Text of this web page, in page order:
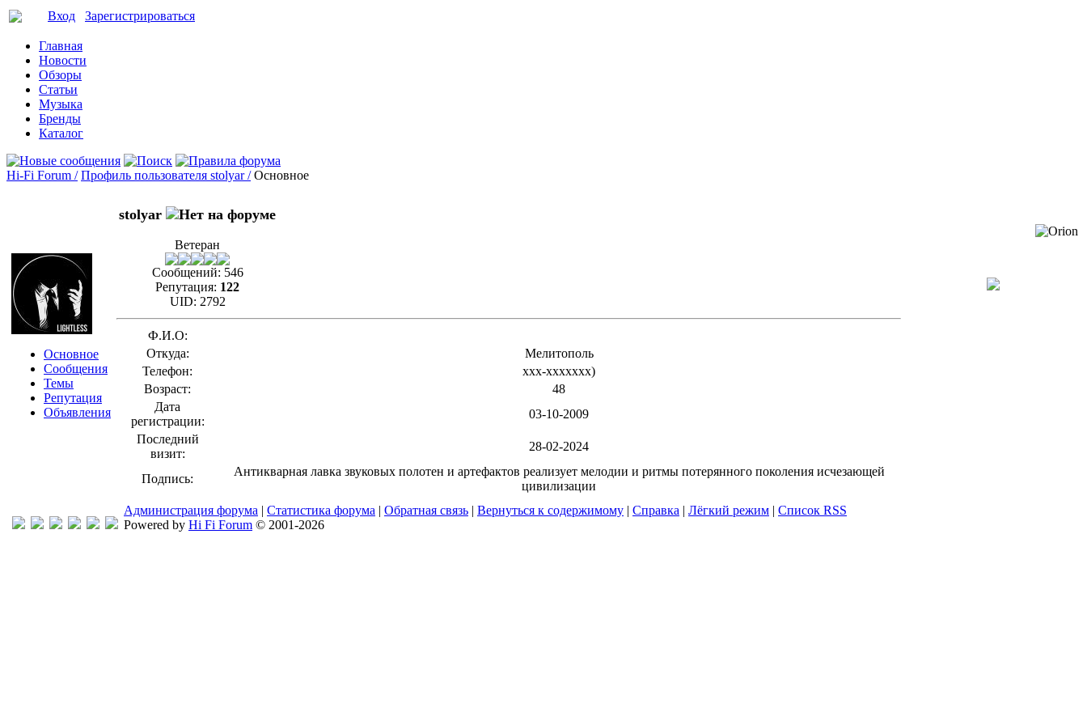
Вход Зарегистрироваться
Главная
Новости
Обзоры
Статьи
Музыка
Бренды
Каталог
Hi-Fi Forum / Профиль пользователя stolyar / Основное
Основное
Сообщения
Темы
Репутация
Объявления
stolyar
Ветеран
Сообщений: 546
Репутация: 122
UID: 2792
Ф.И.О:
Откуда:
Мелитополь
Телефон:
xxx-xxxxxxx)
Возраст:
48
Дата
регистрации:
03-10-2009
Последний
визит:
28-02-2024
Подпись:
Антикварная лавка звуковых полотен и артефактов реализует мелодии и ритмы потерянного поколения исчезающей
цивилизации
Администрация форума | Статистика форума | Обратная связь | Вернуться к содержимому | Справка | Лёгкий режим | Список RSS
Powered by Hi Fi Forum © 2001-2026